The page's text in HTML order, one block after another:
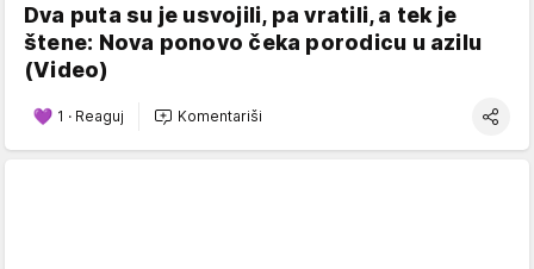
Dva puta su je usvojili, pa vratili, a tek je
štene: Nova ponovo čeka porodicu u azilu
(Video)
1 · Reaguj Komentariši